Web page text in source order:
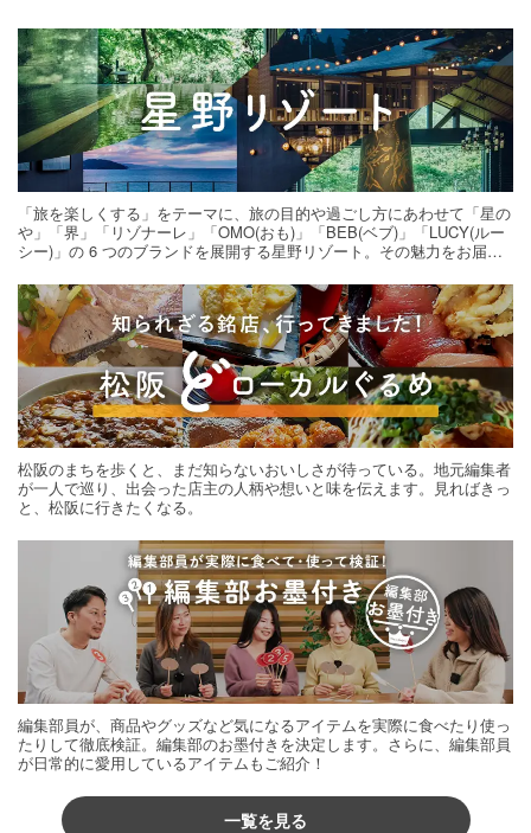
「旅を楽しくする」をテーマに、旅の目的や過ごし方にあわせて「星の
や」「界」「リゾナーレ」「OMO(おも)」「BEB(ベブ)」「LUCY(ルー
シー)」の 6 つのブランドを展開する星野リゾート。その魅力をお届け
松阪のまちを歩くと、まだ知らないおいしさが待っている。地元編集者
が一人で巡り、出会った店主の人柄や想いと味を伝えます。見ればきっ
と、松阪に行きたくなる。
編集部員が、商品やグッズなど気になるアイテムを実際に食べたり使っ
たりして徹底検証。編集部のお墨付きを決定します。さらに、編集部員
が日常的に愛用しているアイテムもご紹介！
一覧を見る